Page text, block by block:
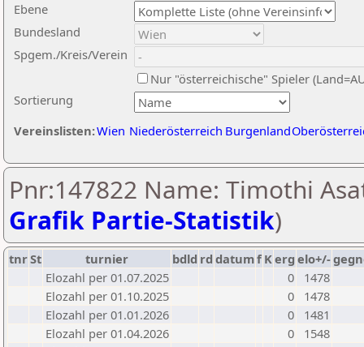
Ebene
Sortierung
Bundesland
Spgem./Kreis/Verein
Nur "österreichische" Spieler
Vereinslisten:Wien Niederösterreich Burgenland
Pnr:147822 Name: Timothi
Grafik Partie-Statistik)
tnrSt turnier bdld rd datumf Kerg elo+/-
Elozahl per 01.07.2025
0
1478
Elozahl per 01.10.2025
0
1478
Elozahl per 01.01.2026
0
1481
Elozahl per 01.04.2026
0
1548